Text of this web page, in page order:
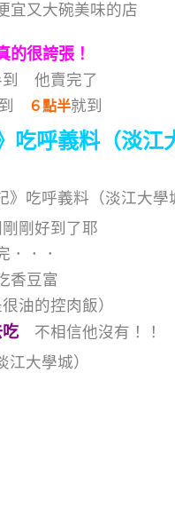
宜又大碗美味的店
的很誇張！
到 他賣完了
６點半就到
剛好到了耶
．．．
香豆富
油的控肉飯）
不相信他沒有！！